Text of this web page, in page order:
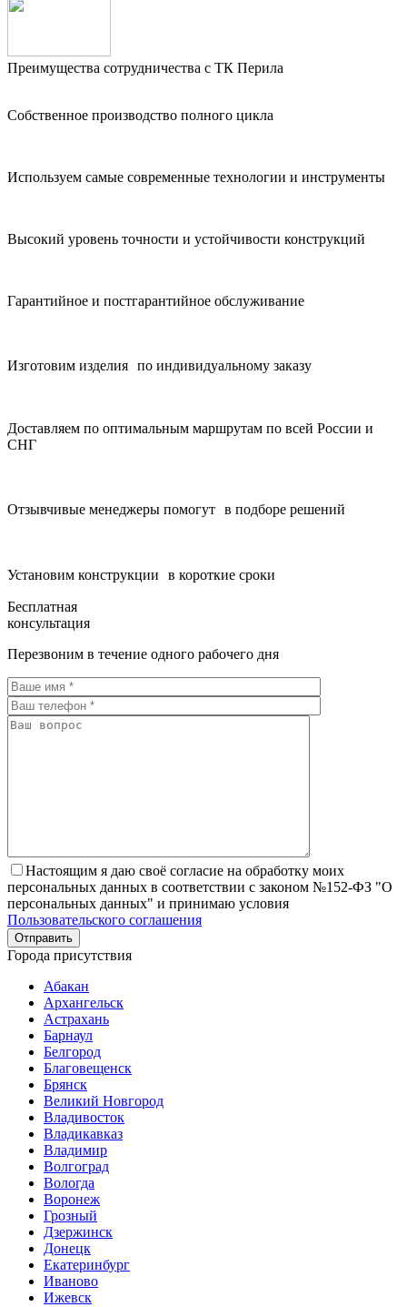
Преимущества сотрудничества с ТК Перила
Собственное производство полного цикла
Используем самые современные технологии и инструменты
Высокий уровень точности и устойчивости конструкций
Гарантийное и постгарантийное обслуживание
Изготовим изделия по индивидуальному заказу
Доставляем по оптимальным маршрутам по всей России и
СНГ
Отзывчивые менеджеры помогут в подборе решений
Установим конструкции в короткие сроки
Бесплатная
консультация
Перезвоним в течение одного рабочего дня
Настоящим я даю своё согласие на обработку моих
персональных данных в соответствии с законом №152-ФЗ "О
персональных данных" и принимаю условия
Пользовательского соглашения
Города присутствия
Абакан
Архангельск
Астрахань
Барнаул
Белгород
Благовещенск
Брянск
Великий Новгород
Владивосток
Владикавказ
Владимир
Волгоград
Вологда
Воронеж
Грозный
Дзержинск
Донецк
Екатеринбург
Иваново
Ижевск